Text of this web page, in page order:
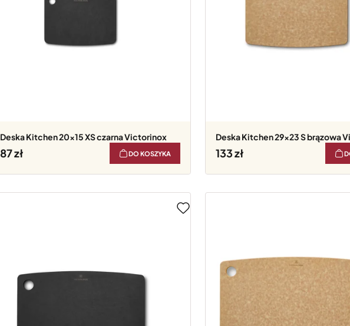
Deska Kitchen 20x15 XS czarna Victorinox
87 DO KOSZYKA
Deska Kitchen 29x23 S brązowa
133